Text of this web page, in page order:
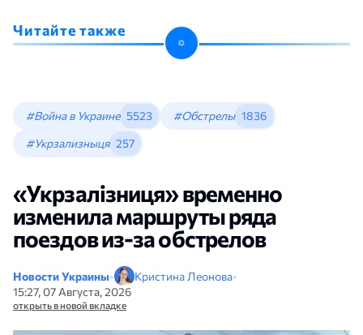
Читайте также
#Война в Украине 5523 #Обстрелы 1836
#Укрзализныця 257
«Укрзалізниця» временно
изменила маршруты ряда
поездов из-за обстрелов
Новости Украины• Кристина Леонова•
15:27, 07 Августа, 2026
открыть в новой вкладке